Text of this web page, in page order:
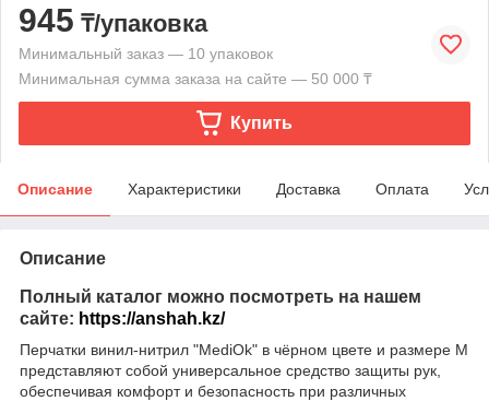
945 ₸/упаковка
Минимальный заказ — 10 упаковок
Минимальная сумма заказа на сайте — 50 000 ₸
Купить
Описание Характеристики Доставка Оплата
Описание
Полный каталог можно посмотреть на нашем
сайте: https://anshah.kz/
Перчатки винил-нитрил "MediOk" в чёрном цвете и размере М
представляют собой универсальное средство защиты рук,
обеспечивая комфорт и безопасность при различных